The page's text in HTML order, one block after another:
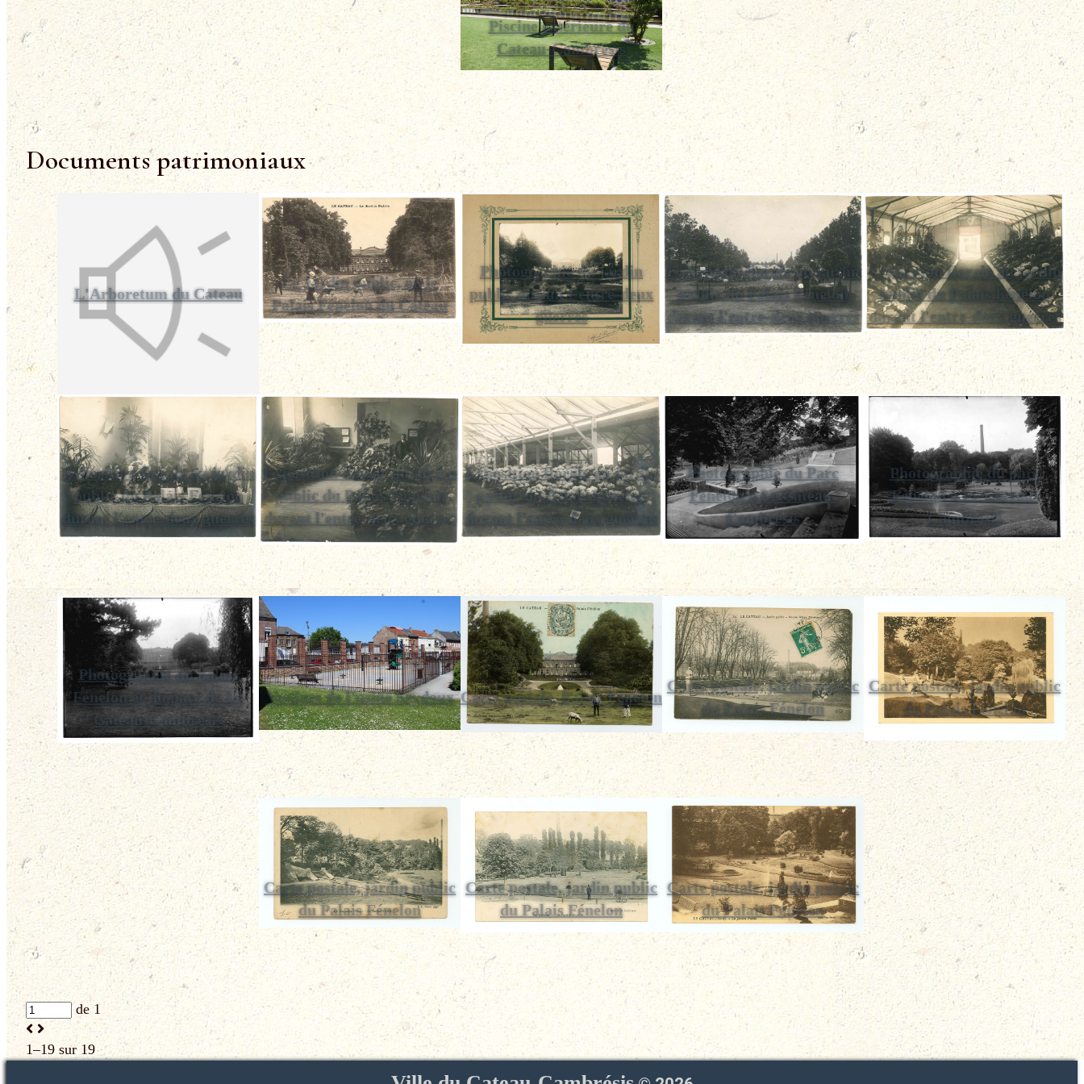
Piscine extérieure du
Cateau-Cambrésis
Documents patrimoniaux
L'Arboretum du Cateau
Le Jardin public, ou le
Palais Fénelon du Cateau
Photographie du jardin
public durant l'entre-deux
guerres
Exposition florale au jardin
public du Palais Fénelon
durant l'entre-deux guerres
Exposition florale au jardin
public du Palais Fénelon
durant l'entre-deux guerres
Exposition florale au jardin
public du Palais Fénelon
durant l'entre-deux guerres
Exposition florale au jardin
public du Palais Fénelon
durant l'entre-deux guerres
Exposition florale au jardin
public du Palais Fénelon
durant l'entre-deux guerres
Photographie du Parc
Fénelon à Le Cateau-
Cambrésis
Photographie du parc
Fénelon à Le Cateau-
Cambrésis
Photographie du palais
Fénelon et du parc de Le
Cateau-Cambrésis
Vestiges de l'usine Seydoux Carte postale, Palais Fénelon
Carte postale, jardin public
du Palais Fénelon
Carte postale, jardin public
du Palais Fénelon
Carte postale, jardin public
du Palais Fénelon
Carte postale, jardin public
du Palais Fénelon
Carte postale, jardin public
du Palais Fénelon
de 1
1–19 sur 19